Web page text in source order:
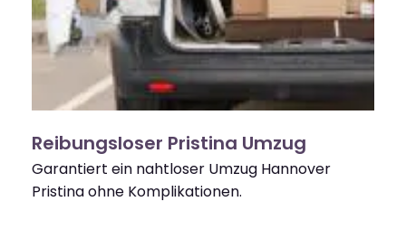
Reibungsloser Pristina Umzug
Garantiert ein nahtloser Umzug Hannover
Pristina ohne Komplikationen.